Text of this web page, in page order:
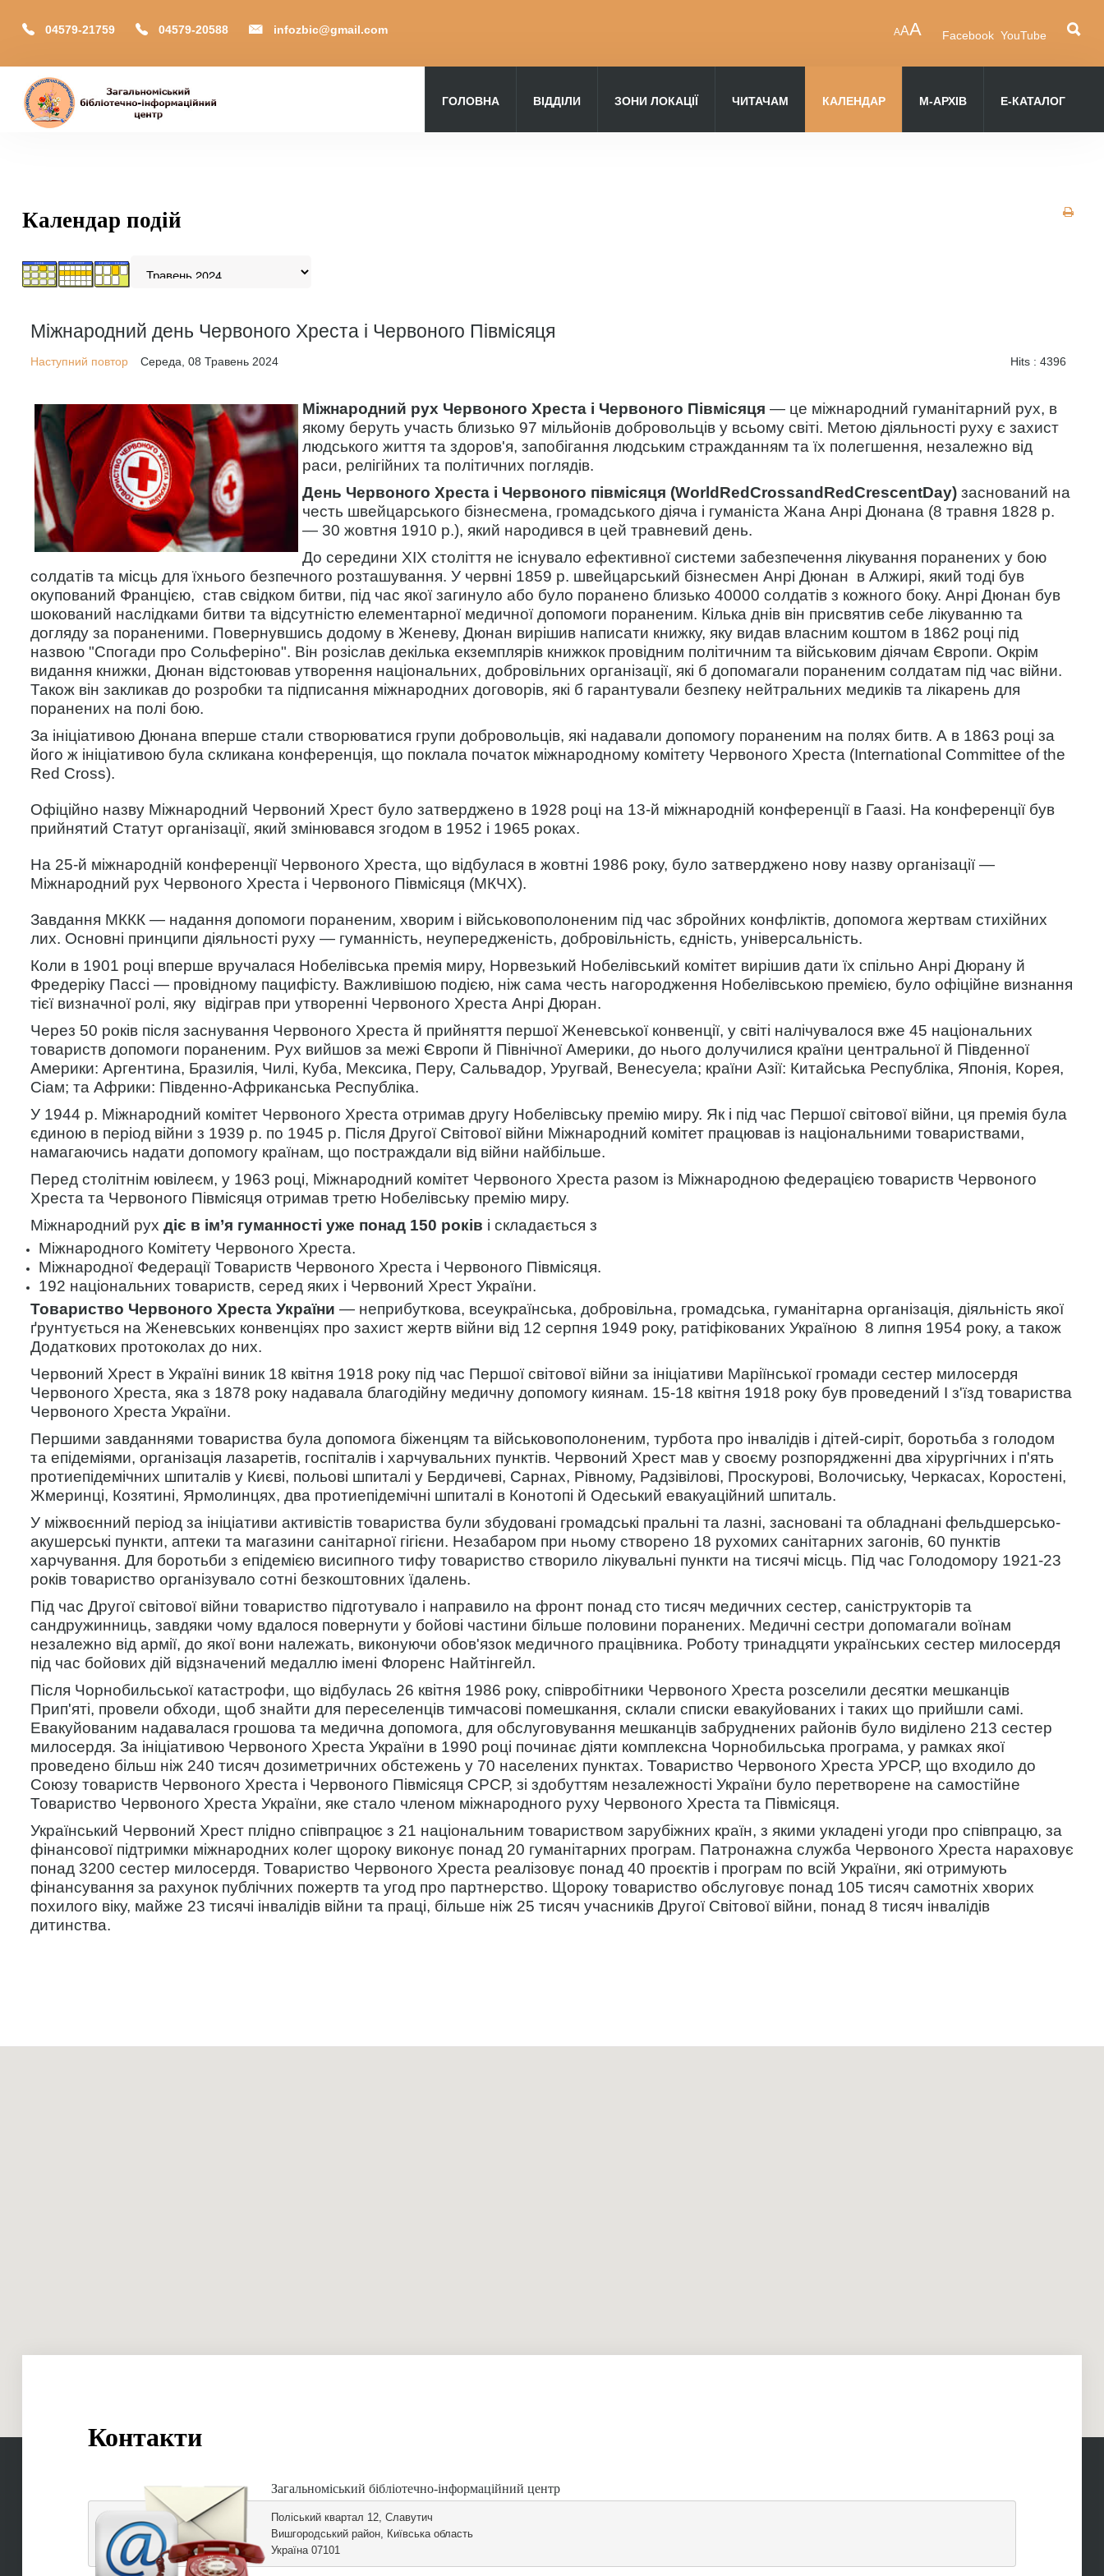
Головна
Читачам
М-Архів
Е-Каталог
04579-21759 04579-20588 infozbic@gmail.com
Пошук
Facebook YouTube
AAA
ГОЛОВНА ВІДДІЛИ ЗОНИ ЛОКАЦІЇ ЧИТАЧАМ КАЛЕНДАР М-АРХІВ Е-КАТАЛОГ
Календар подій
Міжнародний день Червоного Хреста і Червоного Півмісяця
Середа, 08 Травень 2024
Наступний повтор Hits : 4396
Міжнародний рух Червоного Хреста і Червоного Півмісяця — це міжнародний гуманітарний рух, в
якому беруть участь близько 97 мільйонів добровольців у всьому світі. Метою діяльності руху є захист
людського життя та здоров'я, запобігання людським стражданням та їх полегшення, незалежно від
раси, релігійних та політичних поглядів.
День Червоного Хреста і Червоного півмісяця (WorldRedCrossandRedCrescentDay)заснований на
честь швейцарського бізнесмена, громадського діяча і гуманіста Жана Анрі Дюнана (8 травня 1828 р.
— 30 жовтня 1910 р.), який народився в цей травневий день.
До середини XIX століття не існувало ефективної системи забезпечення лікування поранених у бою
солдатів та місць для їхнього безпечного розташування. У червні 1859 р. швейцарський бізнесмен Анрі Дюнан в Алжирі, який тоді був
окупований Францією, став свідком битви, під час якої загинуло або було поранено близько 40000 солдатів з кожного боку. Анрі Дюнан був
шокований наслідками битви та відсутністю елементарної медичної допомоги пораненим. Кілька днів він присвятив себе лікуванню та
догляду за пораненими. Повернувшись додому в Женеву, Дюнан вирішив написати книжку, яку видав власним коштом в 1862 році під
назвою "Спогади про Сольферіно". Він розіслав декілька екземплярів книжкок провідним політичним та військовим діячам Європи. Окрім
видання книжки, Дюнан відстоював утворення національних, добровільних організації, які б допомагали пораненим солдатам під час війни.
Також він закликав до розробки та підписання міжнародних договорів, які б гарантували безпеку нейтральних медиків та лікарень для
поранених на полі бою.
За ініціативою Дюнана вперше стали створюватися групи добровольців, які надавали допомогу пораненим на полях битв. А в 1863 році за
його ж ініціативою була скликана конференція, що поклала початок міжнародному комітету Червоного Хреста (International Committee of the
Red Cross).
Офіційно назву Міжнародний Червоний Хрест було затверджено в 1928 році на 13-й міжнародній конференції в Гаазі. На конференції був
прийнятий Статут організації, який змінювався згодом в 1952 і 1965 роках.
На 25-й міжнародній конференції Червоного Хреста, що відбулася в жовтні 1986 року, було затверджено нову назву організації —
Міжнародний рух Червоного Хреста і Червоного Півмісяця (МКЧХ).
Завдання МККК — надання допомоги пораненим, хворим і військовополоненим під час збройних конфліктів, допомога жертвам стихійних
лих. Основні принципи діяльності руху — гуманність, неупередженість, добровільність, єдність, універсальність.
Коли в 1901 році вперше вручалася Нобелівська премія миру, Норвезький Нобелівський комітет вирішив дати їх спільно Анрі Дюрану й
Фредеріку Пассі — провідному пацифісту. Важливішою подією, ніж сама честь нагородження Нобелівською премією, було офіційне визнання
тієї визначної ролі, яку відіграв при утворенні Червоного Хреста Анрі Дюран.
Через 50 років після заснування Червоного Хреста й прийняття першої Женевської конвенції, у світі налічувалося вже 45 національних
товариств допомоги пораненим. Рух вийшов за межі Європи й Північної Америки, до нього долучилися країни центральної й Південної
Америки: Аргентина, Бразилія, Чилі, Куба, Мексика, Перу, Сальвадор, Уругвай, Венесуела; країни Азії: Китайська Республіка, Японія, Корея,
Сіам; та Африки: Південно-Африканська Республіка.
У 1944 р. Міжнародний комітет Червоного Хреста отримав другу Нобелівську премію миру. Як і під час Першої світової війни, ця премія була
єдиною в період війни з 1939 р. по 1945 р. Після Другої Світової війни Міжнародний комітет працював із національними товариствами,
намагаючись надати допомогу країнам, що постраждали від війни найбільше.
Перед столітнім ювілеєм, у 1963 році, Міжнародний комітет Червоного Хреста разом із Міжнародною федерацією товариств Червоного
Хреста та Червоного Півмісяця отримав третю Нобелівську премію миру.
Міжнародний рух діє в ім’я гуманності уже понад 150 років і складається з
Міжнародного Комітету Червоного Хреста.
Міжнародної Федерації Товариств Червоного Хреста і Червоного Півмісяця.
192 національних товариств, серед яких і Червоний Хрест України.
Товариство Червоного Хреста України — неприбуткова, всеукраїнська, добровільна, громадська, гуманітарна організація, діяльність якої
ґрунтується на Женевських конвенціях про захист жертв війни від 12 серпня 1949 року, ратіфікованих Україною 8 липня 1954 року, а також
Додаткових протоколах до них.
Червоний Хрест в Україні виник 18 квітня 1918 року під час Першої світової війни за ініціативи Маріїнської громади сестер милосердя
Червоного Хреста, яка з 1878 року надавала благодійну медичну допомогу киянам. 15-18 квітня 1918 року був проведений І з'їзд товариства
Червоного Хреста України.
Першими завданнями товариства була допомога біженцям та військовополоненим, турбота про інвалідів і дітей-сиріт, боротьба з голодом
та епідеміями, організація лазаретів, госпіталів і харчувальних пунктів. Червоний Хрест мав у своєму розпорядженні два хірургічних і п'ять
протиепідемічних шпиталів у Києві, польові шпиталі у Бердичеві, Сарнах, Рівному, Радзівілові, Проскурові, Волочиську, Черкасах, Коростені,
Жмеринці, Козятині, Ярмолинцях, два протиепідемічні шпиталі в Конотопі й Одеський евакуаційний шпиталь.
У міжвоєнний період за ініціативи активістів товариства були збудовані громадські пральні та лазні, засновані та обладнані фельдшерсько-
акушерські пункти, аптеки та магазини санітарної гігієни. Незабаром при ньому створено 18 рухомих санітарних загонів, 60 пунктів
харчування. Для боротьби з епідемією висипного тифу товариство створило лікувальні пункти на тисячі місць. Під час Голодомору 1921-23
років товариство організувало сотні безкоштовних їдалень.
Під час Другої світової війни товариство підготувало і направило на фронт понад сто тисяч медичних сестер, саніструкторів та
сандружинниць, завдяки чому вдалося повернути у бойові частини більше половини поранених. Медичні сестри допомагали воїнам
незалежно від армії, до якої вони належать, виконуючи обов'язок медичного працівника. Роботу тринадцяти українських сестер милосердя
під час бойових дій відзначений медаллю імені Флоренс Найтінгейл.
Після Чорнобильської катастрофи, що відбулась 26 квітня 1986 року, співробітники Червоного Хреста розселили десятки мешканців
Прип'яті, провели обходи, щоб знайти для переселенців тимчасові помешкання, склали списки евакуйованих і таких що прийшли самі.
Евакуйованим надавалася грошова та медична допомога, для обслуговування мешканців забруднених районів було виділено 213 сестер
милосердя. За ініціативою Червоного Хреста України в 1990 році починає діяти комплексна Чорнобильська програма, у рамках якої
проведено більш ніж 240 тисяч дозиметричних обстежень у 70 населених пунктах. Товариство Червоного Хреста УРСР, що входило до
Союзу товариств Червоного Хреста і Червоного Півмісяця СРСР, зі здобуттям незалежності України було перетворене на самостійне
Товариство Червоного Хреста України, яке стало членом міжнародного руху Червоного Хреста та Півмісяця.
Український Червоний Хрест плідно співпрацює з 21 національним товариством зарубіжних країн, з якими укладені угоди про співпрацю, за
фінансової підтримки міжнародних колег щороку виконує понад 20 гуманітарних програм. Патронажна служба Червоного Хреста нараховує
понад 3200 сестер милосердя. Товариство Червоного Хреста реалізовує понад 40 проєктів і програм по всій України, які отримують
фінансування за рахунок публічних пожертв та угод про партнерство. Щороку товариство обслуговує понад 105 тисяч самотніх хворих
похилого віку, майже 23 тисячі інвалідів війни та праці, більше ніж 25 тисяч учасників Другої Світової війни, понад 8 тисяч інвалідів
дитинства.
Контакти
Загальноміський бібліотечно-інформаційний центр
Поліський квартал 12, Славутич
Вишгородський район, Київська область
Україна 07101